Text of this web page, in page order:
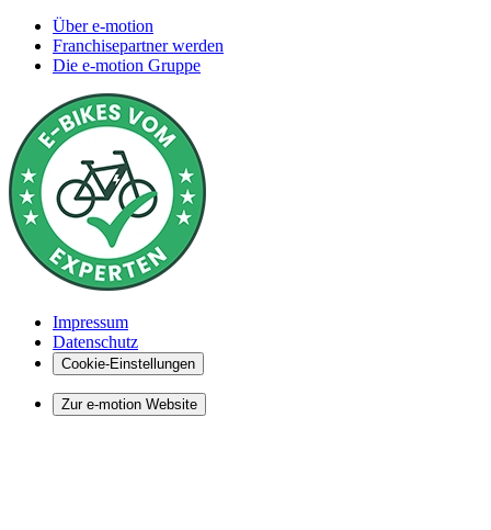
Über e-motion
Franchisepartner werden
Die e-motion Gruppe
Impressum
Datenschutz
Cookie-Einstellungen
Zur e-motion Website